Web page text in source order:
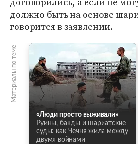
должно быть на основе
говорится в заявлении.
Материалы по теме
«Люди просто выживали»
Руины, банды и шариатские
суды: как Чечня жила между
двумя войнами